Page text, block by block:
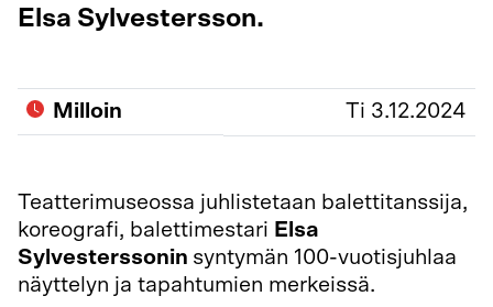
Elsa Sylvestersson.
Milloin Ti 3.12.2024
Teatterimuseossa juhlistetaan balettitanssija,
koreografi, balettimestari Elsa
Sylvesterssonin syntymän 100-vuotisjuhlaa
näyttelyn ja tapahtumien merkeissä.